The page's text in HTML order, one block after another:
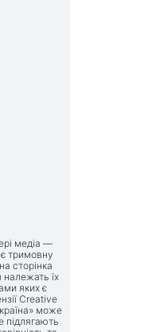
медіа —
тримовну
сторінка
належать їх
яких є
Creative
може
підлягають